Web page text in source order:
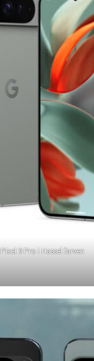
Pixel 9 Pro i Hassel farven